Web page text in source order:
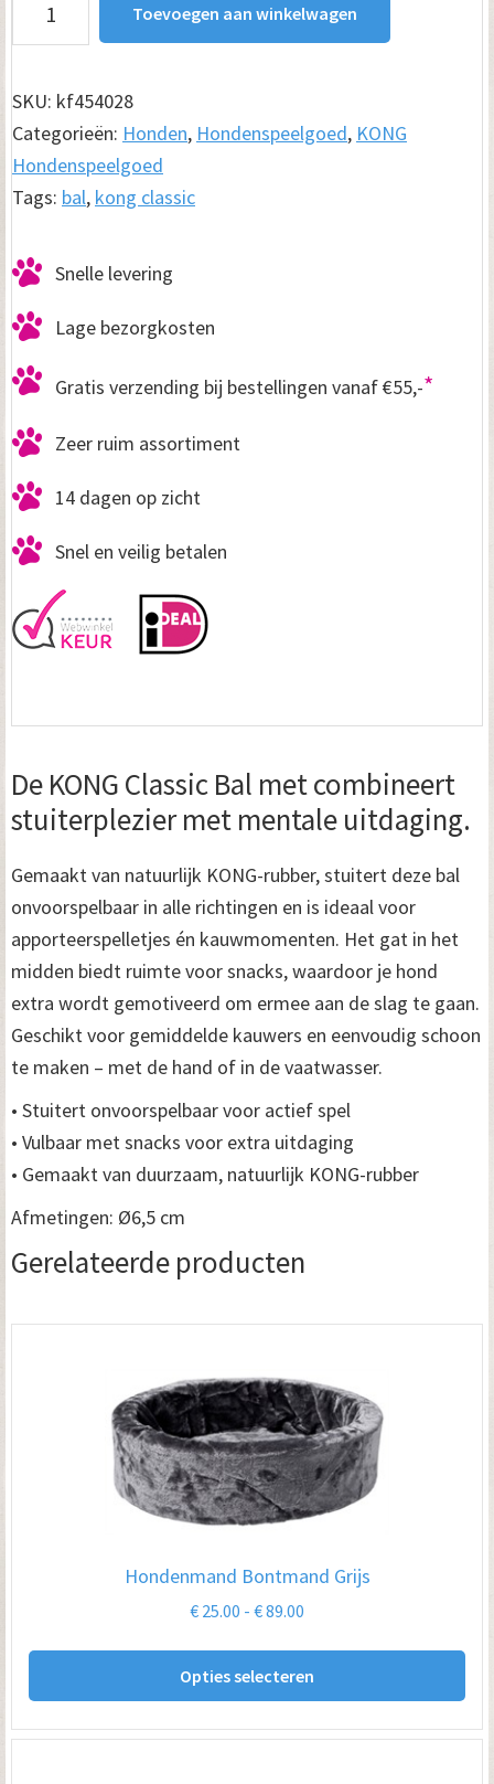
Classic
Small
aantal
Toevoegen aan winkelwagen
SKU: kf454028
Categorieën: Honden, Hondenspeelgoed, KONG
Hondenspeelgoed
Tags: bal, kong classic
Snelle levering
Lage bezorgkosten
Gratis verzending bij bestellingen vanaf €55,-*
Zeer ruim assortiment
14 dagen op zicht
Snel en veilig betalen
De KONG Classic Bal met combineert
stuiterplezier met mentale uitdaging.
Gemaakt van natuurlijk KONG-rubber, stuitert deze bal
onvoorspelbaar in alle richtingen en is ideaal voor
apporteerspelletjes én kauwmomenten. Het gat in het
midden biedt ruimte voor snacks, waardoor je hond
extra wordt gemotiveerd om ermee aan de slag te gaan.
Geschikt voor gemiddelde kauwers en eenvoudig schoon
te maken – met de hand of in de vaatwasser.
• Stuitert onvoorspelbaar voor actief spel
• Vulbaar met snacks voor extra uitdaging
• Gemaakt van duurzaam, natuurlijk KONG-rubber
Afmetingen: Ø6,5 cm
Gerelateerde producten
Hondenmand Bontmand Grijs
€ 25.00 - €89.00
€ 89.00
Opties selecteren
Dit